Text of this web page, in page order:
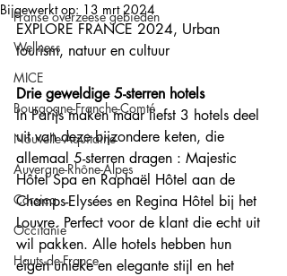
Franse overzeese gebieden
Wellness
MICE
Bourgogne-Franche-Comté
Nouvelle-Aquitaine
Auvergne-Rhône-Alpes
Corsica
Occitanie
Hauts-de-France
Bijgewerkt op: 13 mrt 2024
EXPLORE FRANCE 2024, Urban
tourism, natuur en cultuur
Drie geweldige 5-sterren hotels
In Parijs maken maar liefst 3 hotels deel
uit van deze bijzondere keten, die
allemaal 5-sterren dragen : Majestic
Hôtel Spa en Raphaël Hôtel aan de
Champs-Elysées en Regina Hôtel bij het
Louvre. Perfect voor de klant die echt uit
wil pakken. Alle hotels hebben hun
eigen unieke en elegante stijl en het